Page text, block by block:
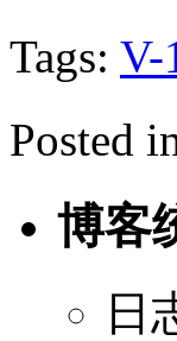
Tags: V-
Posted
博客
日